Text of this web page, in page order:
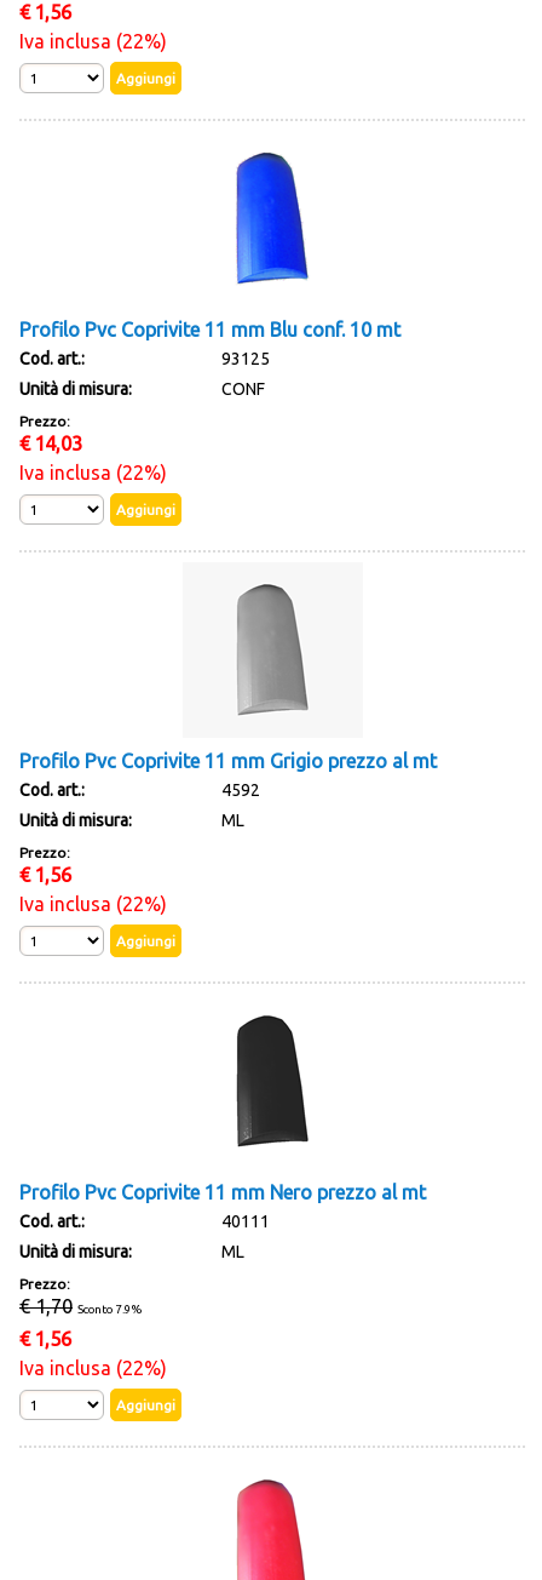
€ 1,56
Iva inclusa (22%)
Profilo Pvc Coprivite 11 mm Blu conf. 10 mt
Cod. art.:
93125
Unità di misura:
CONF
Prezzo:
€ 14,03
Iva inclusa (22%)
Profilo Pvc Coprivite 11 mm Grigio prezzo al mt
Cod. art.:
4592
Unità di misura:
ML
Prezzo:
€ 1,56
Iva inclusa (22%)
Profilo Pvc Coprivite 11 mm Nero prezzo al mt
Cod. art.:
40111
Unità di misura:
ML
Prezzo:
€ 1,70 Sconto 7.9%
€ 1,56
Iva inclusa (22%)